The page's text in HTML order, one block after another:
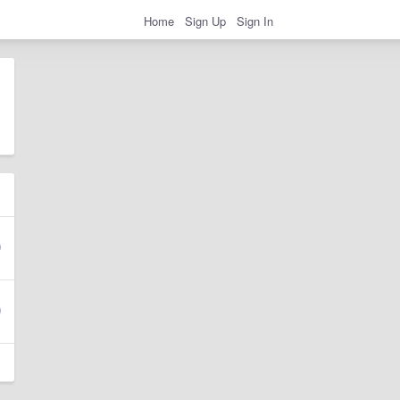
Home Sign Up Sign In